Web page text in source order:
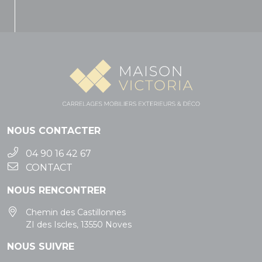
NOUS CONTACTER
04 90 16 42 67
CONTACT
NOUS RENCONTRER
Chemin des Castillonnes
ZI des Iscles, 13550 Noves
NOUS SUIVRE